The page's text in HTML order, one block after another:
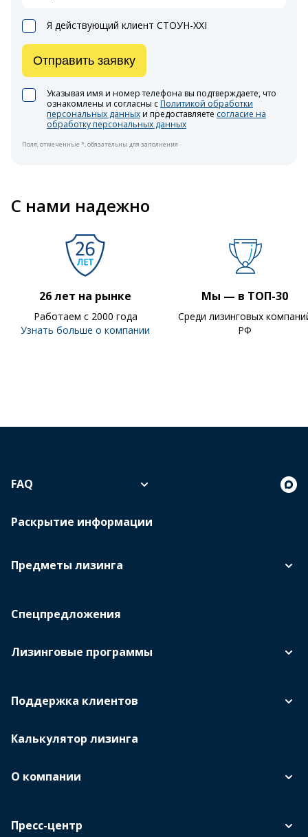
Я действующий клиент СТОУН-XXI
Указывая имя и номер телефона вы подтверждаете, что
ознакомлены и согласны с Политикой обработки
персональных данныхи предоставляете согласие на
обработку персональных данных
Отправить заявку
Поля, отмеченные *, обязательны для заполнения
С нами надежно
26 лет на рынке
Работаем с 2000 года
Узнать больше о компании
Мы — в ТОП-30
Среди лизинговых
РФ
Предметы лизинга
Спецпредложения
Лизинговые программы
Поддержка клиентов
Калькулятор лизинга
О компании
Пресс-центр
FAQ
Раскрытие информации